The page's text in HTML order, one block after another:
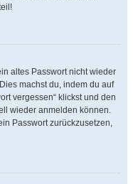
altes Passwort nicht wieder
machst du, indem du auf
vergessen“ klickst und den
wieder anmelden können.
Passwort zurückzusetzen,